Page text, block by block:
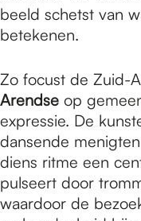
beeld schetst van
betekenen.
Zo focust de Zuid-
Arendse op
expressie. De
dansende
diens ritme een
pulseert door
waardoor de